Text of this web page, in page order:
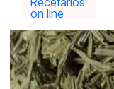
on line